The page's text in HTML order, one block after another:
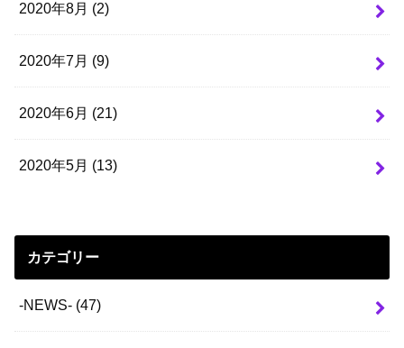
2020年8月 (2)
2020年7月 (9)
2020年6月 (21)
2020年5月 (13)
カテゴリー
-NEWS- (47)